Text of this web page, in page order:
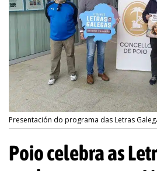
Presentación do programa das Letras
Poio celebra as